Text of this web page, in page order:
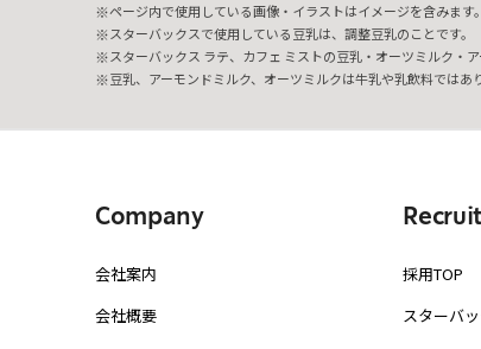
ページ内で使用している画像・イラストはイメージを含みます。
スターバックスで使用している豆乳は、調整豆乳のことです。
スターバックス ラテ、カフェ ミストの豆乳・オーツミルク・
豆乳、アーモンドミルク、オーツミルクは牛乳や乳飲料ではあ
Company
会社案内
会社概要
採用TOP
スターバ